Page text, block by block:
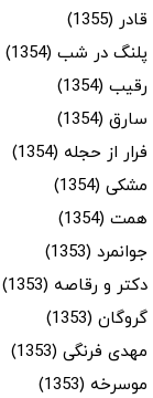
قادر (1355)
پلنگ در شب (1354)
رقیب (1354)
سارق (1354)
فرار از حجله (1354)
مشکی (1354)
همت (1354)
جوانمرد (1353)
دکتر و رقاصه (1353)
گروگان (1353)
مهدی فرنگی (1353)
موسرخه (1353)